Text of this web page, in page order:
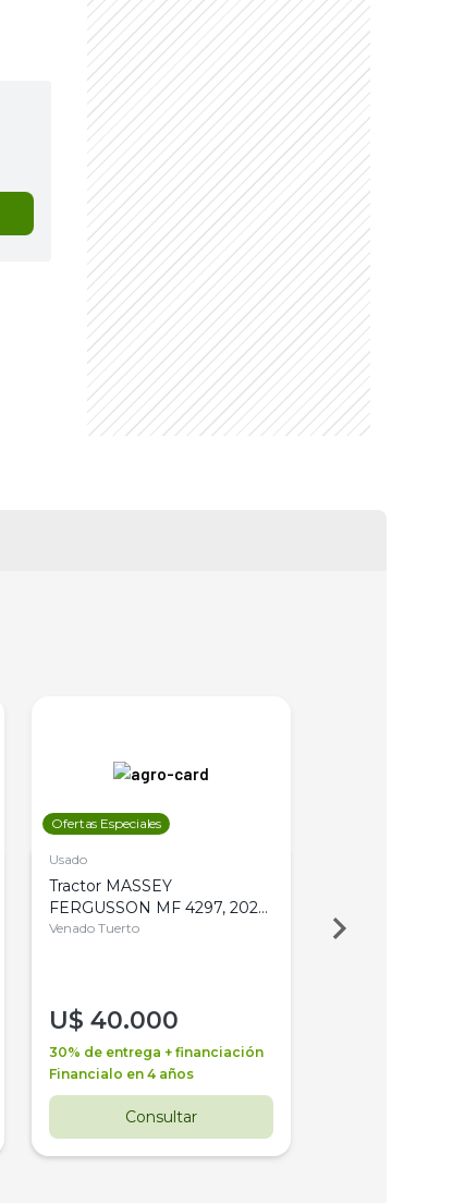
Ofertas Especiales
Usado
Tractor MASSEY
FERGUSSON MF 4297, 2020,
4WD, PATON
Venado Tuerto
U$ 40.000
30% de entrega + financiación
Financialo en 4 años
Consultar
Venado Tuerto